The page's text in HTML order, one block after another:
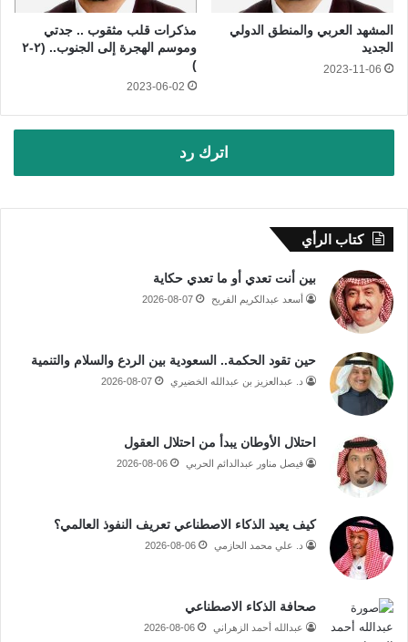
المشهد العربي والمنطق الدولي
الجديد
2023-11-06
مذكرات قلب مثقوب .. جدتي
وموسم الهجرة إلى الجنوب.. (٢-٢
)
2023-06-02
اترك رد
كتاب الرأي
بين أنت تعدي أو ما تعدي حكاية
أسعد عبدالكريم الفريح 2026-08-07
حين تقود الحكمة.. السعودية بين الردع والسلام والتنمية
د. عبدالعزيز بن عبدالله الخضيري 2026-08-07
احتلال الأوطان يبدأ من احتلال العقول
فيصل مناور عبدالدائم الحربي 2026-08-06
كيف يعيد الذكاء الاصطناعي تعريف النفوذ العالمي؟
د. علي محمد الحازمي 2026-08-06
صحافة الذكاء الاصطناعي
عبدالله أحمد الزهراني 2026-08-06